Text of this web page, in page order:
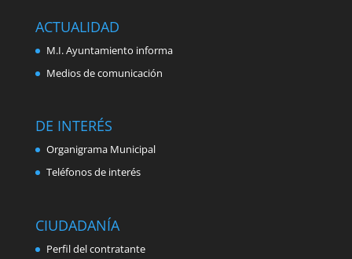
ACTUALIDAD
M.I. Ayuntamiento informa
Medios de comunicación
DE INTERÉS
Organigrama Municipal
Teléfonos de interés
CIUDADANÍA
Perfil del contratante